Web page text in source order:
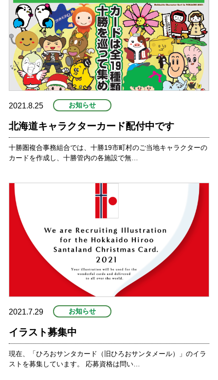
2021.8.25 お知らせ
北海道キャラクターカード配付中です
十勝圏複合事務組合では、十勝19市町村のご当地キャラクターの
カードを作成し、十勝管内の各施設で無…
2021.7.29 お知らせ
イラスト募集中
現在、「ひろおサンタカード（旧ひろおサンタメール）」のイラ
ストを募集しています。 応募資格は問い…